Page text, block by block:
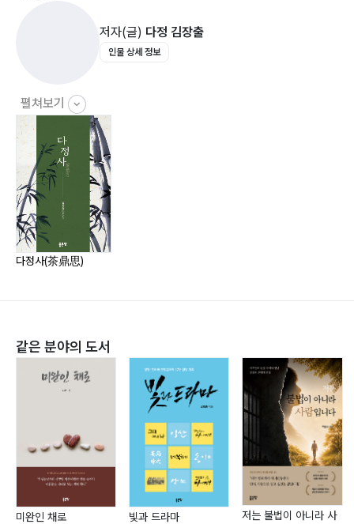
저자(글) 다정 김장출
인물 상세 정보
펼쳐보기
다정사(茶鼎思)
같은 분야의 도서
미완인 채로 빛과 드라마
저는 불법이 아니라 사